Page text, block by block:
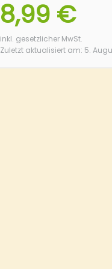
8,99 €
inkl. gesetzlicher MwSt.
Zuletzt aktualisiert am: 5.